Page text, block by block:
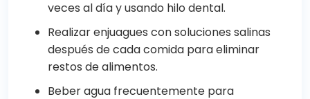
veces al día y usando hilo dental.
Realizar enjuagues con soluciones salinas
después de cada comida para eliminar
restos de alimentos.
Beber agua frecuentemente para